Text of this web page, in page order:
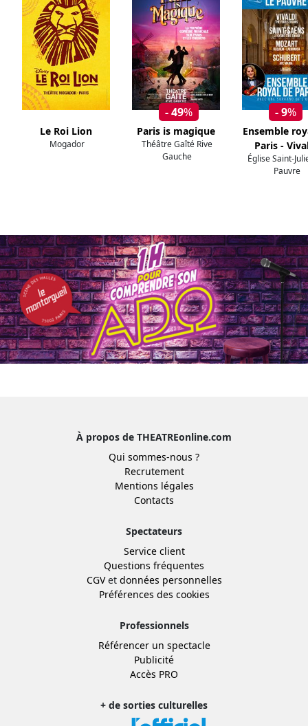
Le Roi Lion
Mogador
- 49%
Paris is magique
Théâtre Gaîté Rive
Gauche
- 9%
Ensemble
Paris -
Église Saint-
Pauvre
À propos de THEATREonline.com
Qui sommes-nous ?
Recrutement
Mentions légales
Contacts
Spectateurs
Service client
Questions fréquentes
CGVet données personnelles
Préférences des cookies
Professionnels
Référencer un spectacle
Publicité
Accès PRO
+ de sorties culturelles